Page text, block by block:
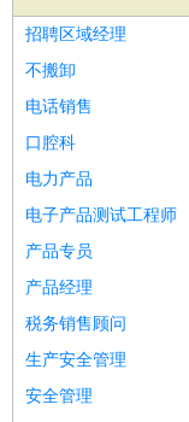
招聘区域经理
不搬卸
电话销售
口腔科
电力产品
电子产品测试工程师
产品专员
产品经理
税务销售顾问
生产安全管理
安全管理